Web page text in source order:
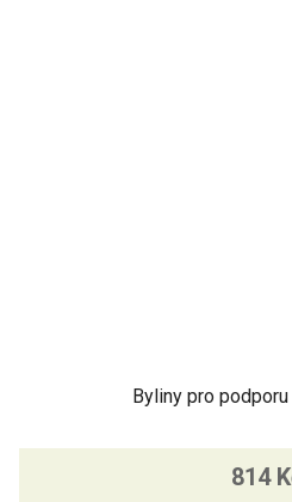
Byliny pro
814